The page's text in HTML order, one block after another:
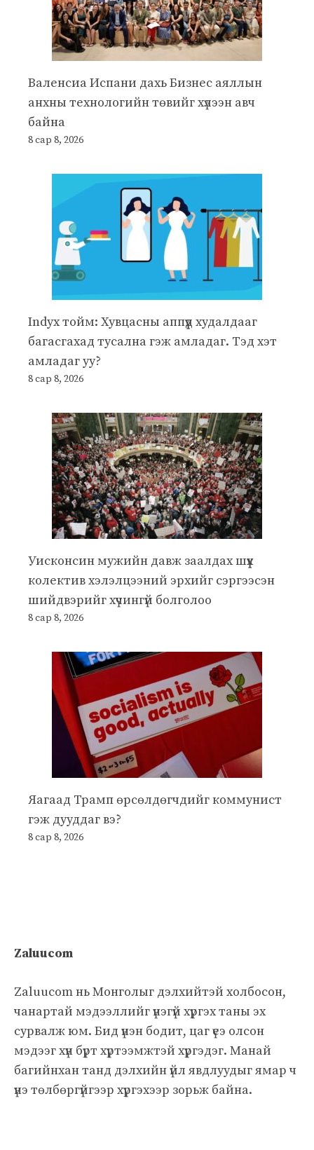
Валенсиа Испани дахь Бизнес аяллын
анхны технологийн төвийг хүлээн авч
байна
8 сар 8, 2026
Indyx тойм: Хувцасны аппүүд худалдааг
багасгахад тусална гэж амладаг. Тэд хэт
амладаг уу?
8 сар 8, 2026
Уисконсин мужийн давж заалдах шүүх
колектив хэлэлцээний эрхийг сэргээсэн
шийдвэрийг хүчингүй болголоо
8 сар 8, 2026
Яагаад Трамп өрсөлдөгчдийг коммунист
гэж дууддаг вэ?
8 сар 8, 2026
Zaluucom
Zaluucom нь Монголыг дэлхийтэй холбосон,
чанартай мэдээллийг үнэгүй хүргэх таны эх
сурвалж юм. Бид үнэн бодит, цаг үеэ олсон
мэдээг хүн бүрт хүртээмжтэй хүргэдэг. Манай
багийнхан танд дэлхийн үйл явдлуудыг ямар ч
үнэ төлбөргүйгээр хүргэхээр зорьж байна.